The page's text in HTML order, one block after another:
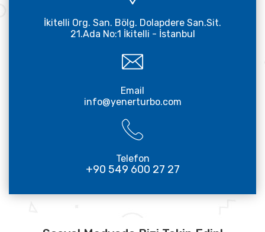
İkitelli Org. San. Bölg. Dolapdere San.Sit.
21.Ada No:1 İkitelli - İstanbul
Email
info@yenerturbo.com
Telefon
+90 549 600 27 27